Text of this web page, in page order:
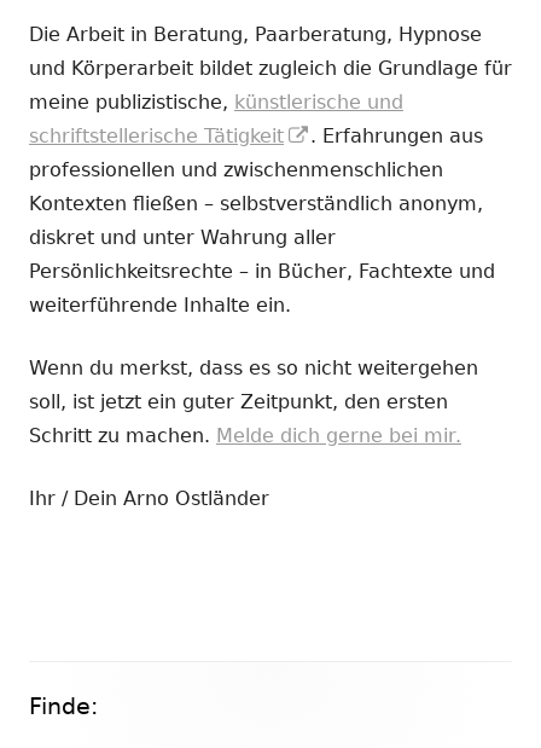
Die Arbeit in Beratung, Paarberatung, Hypnose
und Körperarbeit bildet zugleich die Grundlage für
meine publizistische, künstlerische und
schriftstellerische Tätigkeit
In
neuem
Fenster
öffnen
. Erfahrungen aus
professionellen und zwischenmenschlichen
Kontexten fließen – selbstverständlich anonym,
diskret und unter Wahrung aller
Persönlichkeitsrechte – in Bücher, Fachtexte und
weiterführende Inhalte ein.
Wenn du merkst, dass es so nicht weitergehen
soll, ist jetzt ein guter Zeitpunkt, den ersten
Schritt zu machen. Melde dich gerne bei mir.
Ihr / Dein Arno Ostländer
Haupt-
Finde: